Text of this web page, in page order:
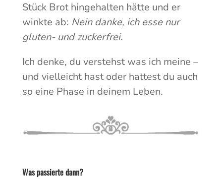
Stück Brot hingehalten hätte und er
winkte ab: Nein danke, ich esse nur
gluten- und zuckerfrei.
Ich denke, du verstehst was ich meine –
und vielleicht hast oder hattest du auch
so eine Phase in deinem Leben.
Was passierte dann?